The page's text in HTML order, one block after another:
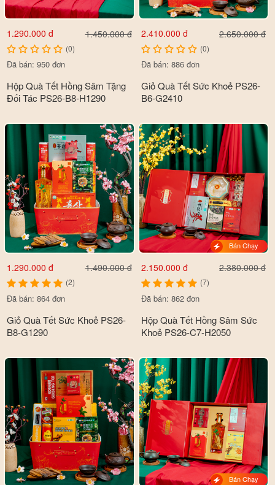
1.290.000 đ 1.450.000 đ
(0)
Đã bán: 950 đơn
Hộp Quà Tết Hồng Sâm Tặng
Đối Tác PS26-B8-H1290
2.410.000 đ 2.650.000 đ
(0)
Đã bán: 886 đơn
Giỏ Quà Tết Sức Khoẻ PS26-
B6-G2410
1.290.000 đ 1.490.000 đ
(2)
Đã bán: 864 đơn
Giỏ Quà Tết Sức Khoẻ PS26-
B8-G1290
Bán Chạy
2.150.000 đ 2.380.000 đ
(7)
Đã bán: 862 đơn
Hộp Quà Tết Hồng Sâm Sức
Khoẻ PS26-C7-H2050
Bán Chạy